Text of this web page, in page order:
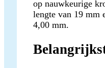
op nauwkeurige
lengte van 19 mm
4,00 mm.